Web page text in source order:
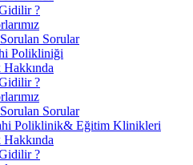
?
Sorulan Sorular
Polikliniği
?
Sorulan Sorular
Poliklinik& Eğitim Klinikleri
?